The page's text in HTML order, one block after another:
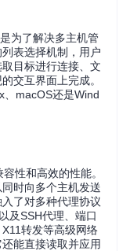
为了解决多主机管
表选择机制，用户
目标进行连接、文
交互界面上完成。
、macOS还是Wind
性和高效的性能。
时向多个主机发送
了对多种代理协议
及SSH代理、端口
转发等高级网络
能直接读取并应用